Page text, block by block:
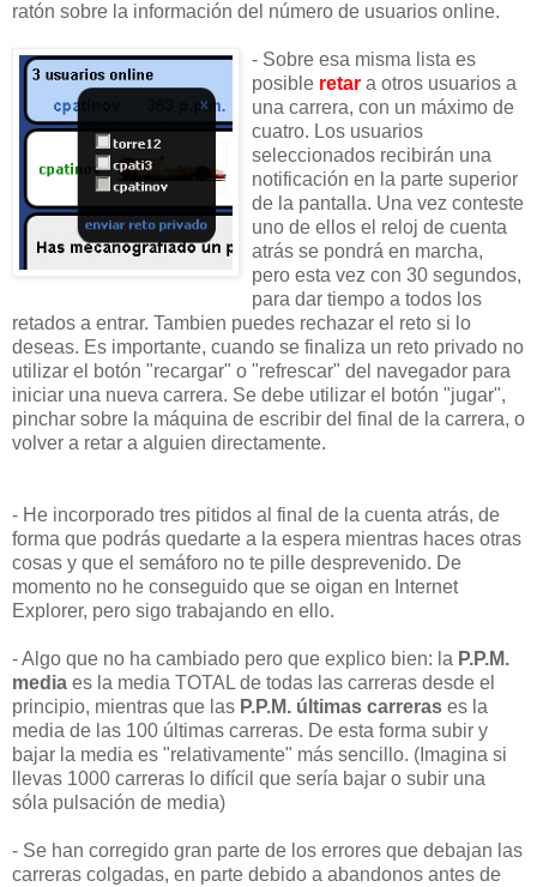
ratón sobre la información del número de usuarios online.
- Sobre esa misma lista es
posible retar a otros usuarios a
una carrera, con un máximo de
cuatro. Los usuarios
seleccionados recibirán una
notificación en la parte superior
de la pantalla. Una vez conteste
uno de ellos el reloj de cuenta
atrás se pondrá en marcha,
pero esta vez con 30 segundos,
para dar tiempo a todos los
retados a entrar. Tambien puedes rechazar el reto si lo
deseas. Es importante, cuando se finaliza un reto privado no
utilizar el botón "recargar" o "refrescar" del navegador para
iniciar una nueva carrera. Se debe utilizar el botón "jugar",
pinchar sobre la máquina de escribir del final de la carrera, o
volver a retar a alguien directamente.
- He incorporado tres pitidos al final de la cuenta atrás, de
forma que podrás quedarte a la espera mientras haces otras
cosas y que el semáforo no te pille desprevenido. De
momento no he conseguido que se oigan en Internet
Explorer, pero sigo trabajando en ello.
- Algo que no ha cambiado pero que explico bien: la P.P.M.
media es la media TOTAL de todas las carreras desde el
principio, mientras que las P.P.M. últimas carreras es la
media de las 100 últimas carreras. De esta forma subir y
bajar la media es "relativamente" más sencillo. (Imagina si
llevas 1000 carreras lo difícil que sería bajar o subir una
sóla pulsación de media)
- Se han corregido gran parte de los errores que debajan las
carreras colgadas, en parte debido a abandonos antes de